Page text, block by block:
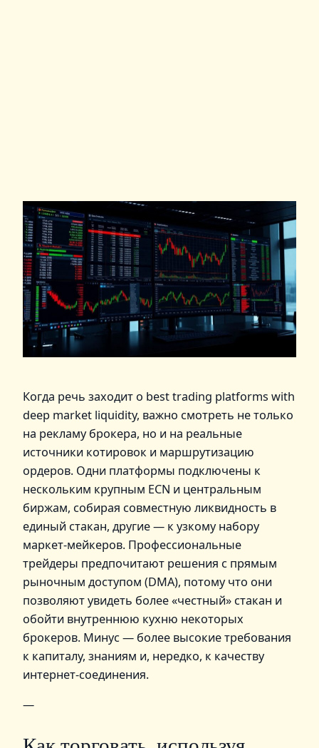
Когда речь заходит о best trading platforms with
deep market liquidity, важно смотреть не только
на рекламу брокера, но и на реальные
источники котировок и маршрутизацию
ордеров. Одни платформы подключены к
нескольким крупным ECN и центральным
биржам, собирая совместную ликвидность в
единый стакан, другие — к узкому набору
маркет‑мейкеров. Профессиональные
трейдеры предпочитают решения с прямым
рыночным доступом (DMA), потому что они
позволяют увидеть более «честный» стакан и
обойти внутреннюю кухню некоторых
брокеров. Минус — более высокие требования
к капиталу, знаниям и, нередко, к качеству
интернет‑соединения.
—